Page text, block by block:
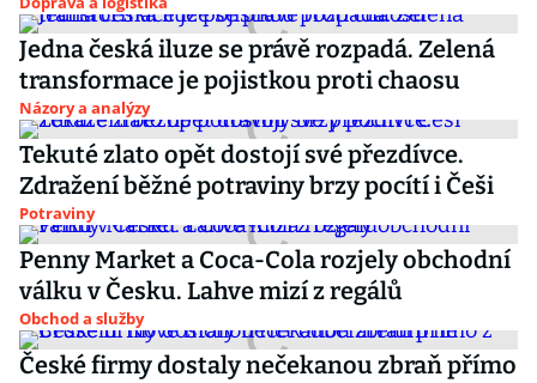
Jedna česká iluze se právě rozpadá. Zelená
transformace je pojistkou proti chaosu
Názory a analýzy
Tekuté zlato opět dostojí své přezdívce.
Zdražení běžné potraviny brzy pocítí i Češi
Potraviny
Penny Market a Coca-Cola rozjely obchodní
válku v Česku. Lahve mizí z regálů
Obchod a služby
České firmy dostaly nečekanou zbraň přímo